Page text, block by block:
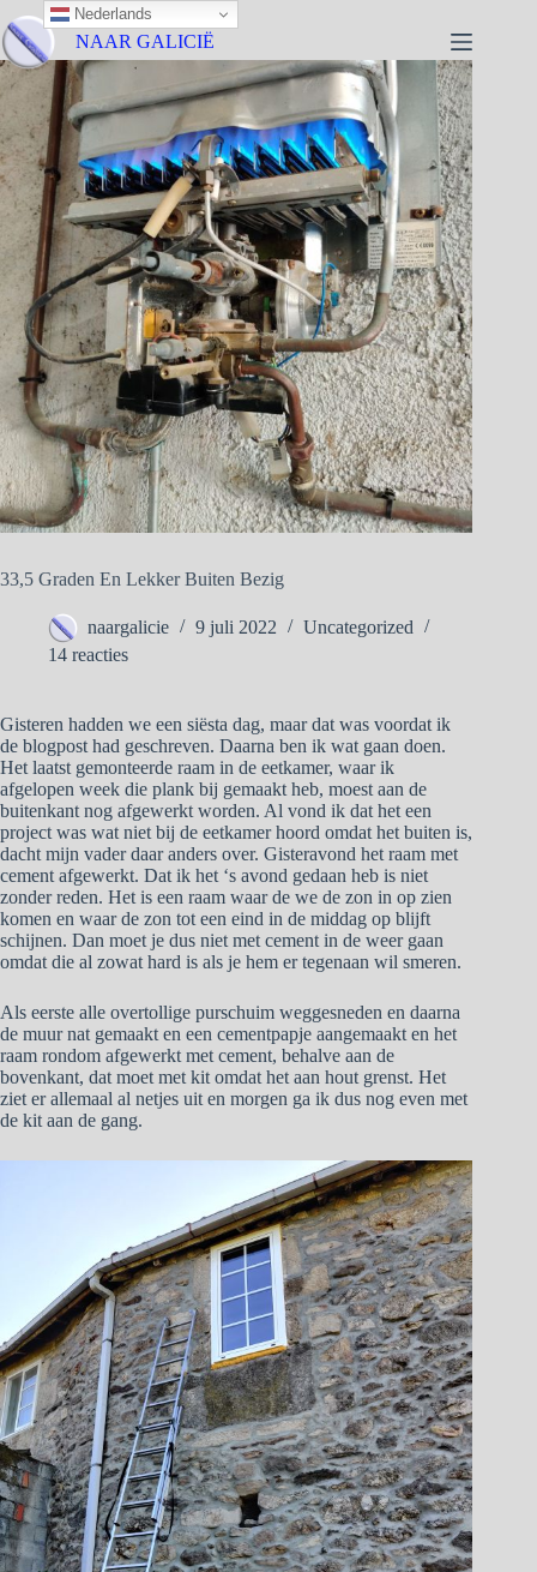
NAAR GALICIË
33,5 Graden En Lekker Buiten Bezig
naargalicie 9 juli 2022
Uncategorized
14 reacties
Gisteren hadden we een siësta dag, maar dat was voordat ik
de blogpost had geschreven. Daarna ben ik wat gaan doen.
Het laatst gemonteerde raam in de eetkamer, waar ik
afgelopen week die plank bij gemaakt heb, moest aan de
buitenkant nog afgewerkt worden. Al vond ik dat het een
project was wat niet bij de eetkamer hoord omdat het buiten is,
dacht mijn vader daar anders over. Gisteravond het raam met
cement afgewerkt. Dat ik het ‘s avond gedaan heb is niet
zonder reden. Het is een raam waar de we de zon in op zien
komen en waar de zon tot een eind in de middag op blijft
schijnen. Dan moet je dus niet met cement in de weer gaan
omdat die al zowat hard is als je hem er tegenaan wil smeren.
Als eerste alle overtollige purschuim weggesneden en daarna
de muur nat gemaakt en een cementpapje aangemaakt en het
raam rondom afgewerkt met cement, behalve aan de
bovenkant, dat moet met kit omdat het aan hout grenst. Het
ziet er allemaal al netjes uit en morgen ga ik dus nog even met
de kit aan de gang.
Nederlands